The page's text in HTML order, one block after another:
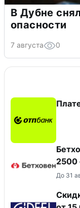
В Дубне
опасности
7 августа 0
2500
До 31
Скидка